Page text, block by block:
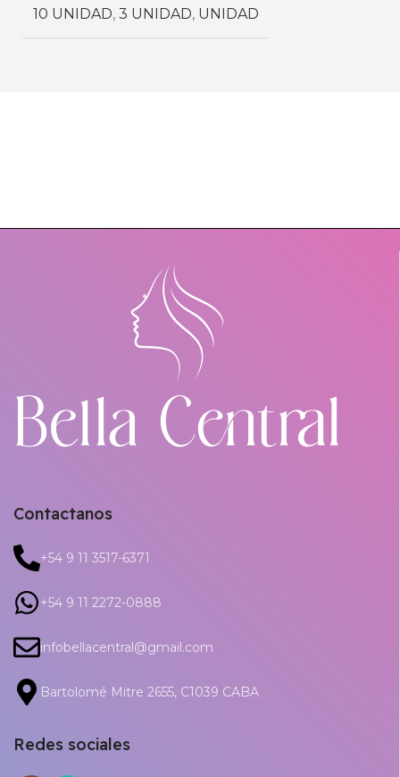
10 UNIDAD, 3 UNIDAD, UNIDAD
Contactanos
+54 9 11 3517-6371
+54 9 11 2272-0888
infobellacentral@gmail.com
Bartolomé Mitre 2655, C1039 CABA
Redes sociales